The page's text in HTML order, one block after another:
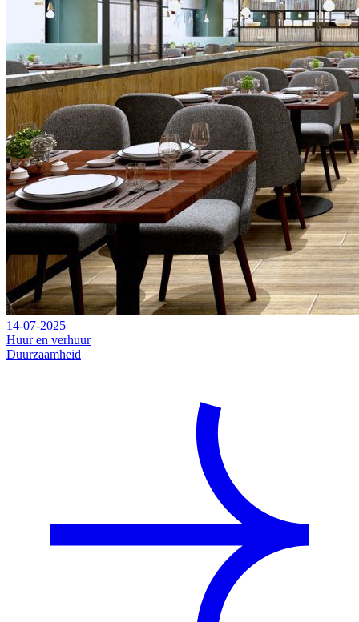
14-07-2025
Huur en verhuur
Duurzaamheid